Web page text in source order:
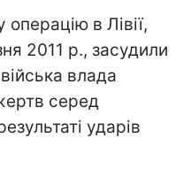
в Лівії,
2011 р., засудили
влада
серед
ударів